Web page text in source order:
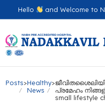
Hello and Welcome to
Posts>Healthy
News
>
പ്രമേഹം
small lifestyle